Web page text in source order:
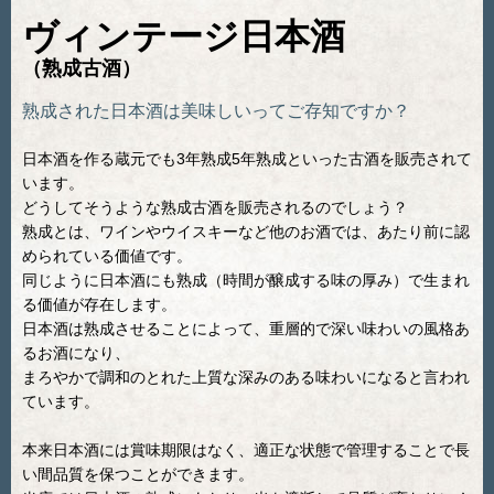
ヴィンテージ日本酒
（熟成古酒）
熟成された日本酒は美味しいってご存知ですか？
日本酒を作る蔵元でも3年熟成5年熟成といった古酒を販売されて
います。
どうしてそうような熟成古酒を販売されるのでしょう？
熟成とは、ワインやウイスキーなど他のお酒では、あたり前に認
められている価値です。
同じように日本酒にも熟成（時間が醸成する味の厚み）で生まれ
る価値が存在します。
日本酒は熟成させることによって、重層的で深い味わいの風格あ
るお酒になり、
まろやかで調和のとれた上質な深みのある味わいになると言われ
ています。
本来日本酒には賞味期限はなく、適正な状態で管理することで長
い間品質を保つことができます。